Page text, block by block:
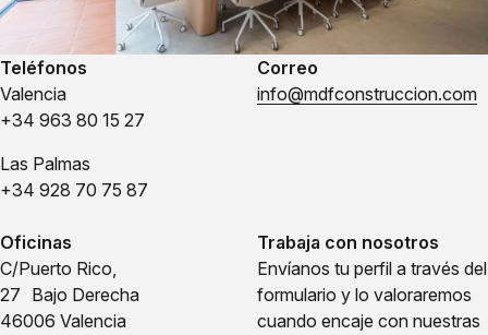
Teléfonos
Valencia
+34 963 80 15 27
Las Palmas
+34 928 70 75 87
Correo
info@mdfconstruccion.com
Oficinas
C/Puerto Rico,
27 Bajo Derecha
46006 Valencia
Trabaja con nosotros
Envíanos tu perfil a través del
formulario y lo valoraremos
cuando encaje con nuestras